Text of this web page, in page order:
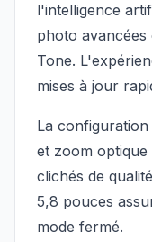
l'intelligence
photo avancées
Tone.
mises à jour
La
et zoom
clichés de
5,8 pouces
mode fermé.